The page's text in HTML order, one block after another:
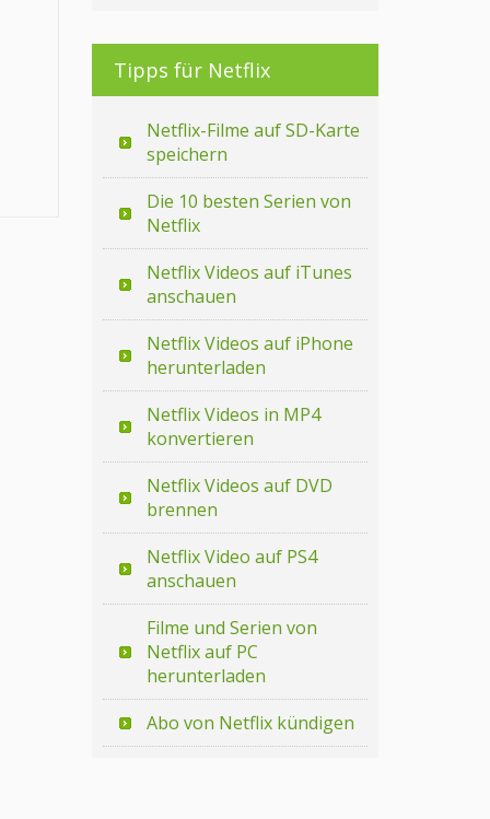
Tipps für Netflix
Netflix-Filme auf SD-Karte
speichern
Die 10 besten Serien von
Netflix
Netflix Videos auf iTunes
anschauen
Netflix Videos auf iPhone
herunterladen
Netflix Videos in MP4
konvertieren
Netflix Videos auf DVD
brennen
Netflix Video auf PS4
anschauen
Filme und Serien von
Netflix auf PC
herunterladen
Abo von Netflix kündigen